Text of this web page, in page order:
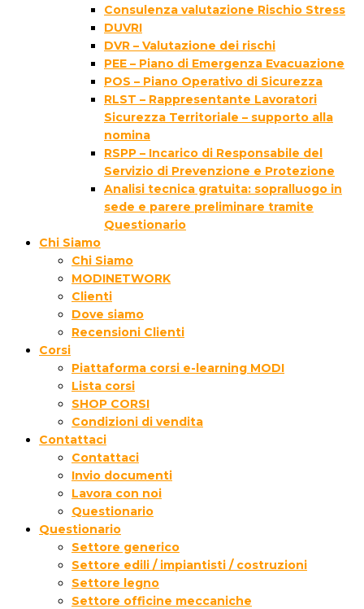
Consulenza valutazione Rischio Stress
DUVRI
DVR – Valutazione dei rischi
PEE – Piano di Emergenza Evacuazione
POS – Piano Operativo di Sicurezza
RLST – Rappresentante Lavoratori
Sicurezza Territoriale – supporto alla
nomina
RSPP – Incarico di Responsabile del
Servizio di Prevenzione e Protezione
Analisi tecnica gratuita: sopralluogo in
sede e parere preliminare tramite
Questionario
Chi Siamo
Chi Siamo
MODINETWORK
Clienti
Dove siamo
Recensioni Clienti
Corsi
Piattaforma corsi e-learning MODI
Lista corsi
SHOP CORSI
Condizioni di vendita
Contattaci
Contattaci
Invio documenti
Lavora con noi
Questionario
Questionario
Settore generico
Settore edili / impiantisti / costruzioni
Settore legno
Settore officine meccaniche